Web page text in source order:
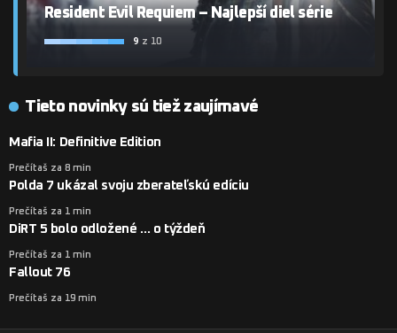
Resident Evil Requiem – Najlepší diel série
9 z 10
Tieto novinky sú tiež zaujímavé
Mafia II: Definitive Edition
Prečítaš za 8 min
Polda 7 ukázal svoju zberateľskú edíciu
Prečítaš za 1 min
DiRT 5 bolo odložené … o týždeň
Prečítaš za 1 min
Fallout 76
Prečítaš za 19 min